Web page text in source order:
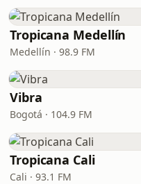
Tropicana Medellín
Medellín · 98.9 FM
Vibra
Bogotá · 104.9 FM
Tropicana Cali
Cali · 93.1 FM